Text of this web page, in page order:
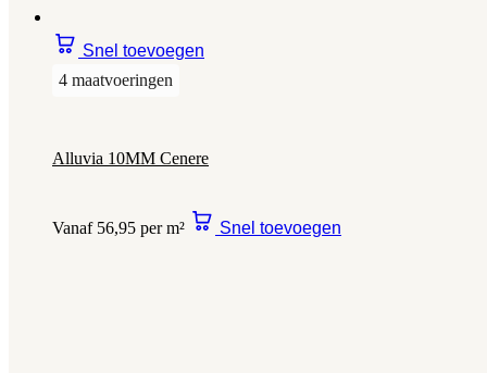
Snel toevoegen
4 maatvoeringen
Alluvia 10MM Cenere
Vanaf 56,95 per m² Snel toevoegen